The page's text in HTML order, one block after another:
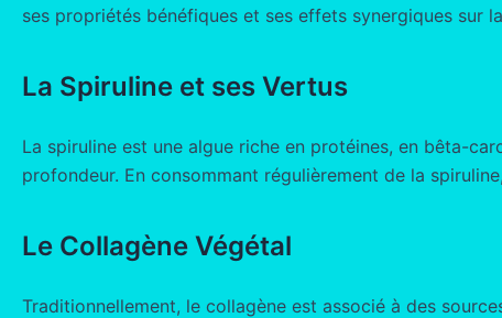
ses propriétés bénéfiques et ses effets synergiques sur
La Spiruline et ses Vertus
La spiruline est une algue riche en protéines, en bêta-
profondeur. En consommant régulièrement de la
Le Collagène Végétal
Traditionnellement, le collagène est associé à des